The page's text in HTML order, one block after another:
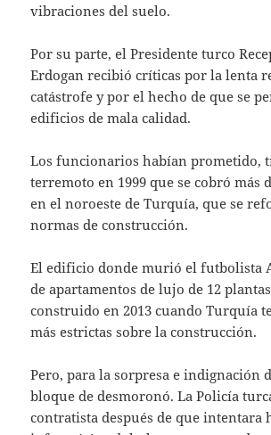
vibraciones del suelo.
Por su parte, el Presidente turco
Erdogan recibió críticas por la lenta
catástrofe y por el hecho de que se
edificios de mala calidad.
Los funcionarios habían prometido,
terremoto en 1999 que se cobró más
en el noroeste de Turquía, que se
normas de construcción.
El edificio donde murió el futbolista
de apartamentos de lujo de 12
construido en 2013 cuando Turquía
más estrictas sobre la construcción.
Pero, para la sorpresa e indignación
bloque de desmoronó. La Policía
contratista después de que intentara